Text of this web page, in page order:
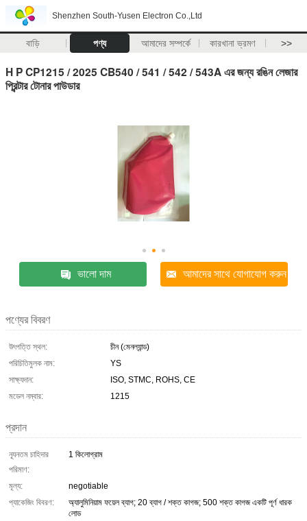
Shenzhen South-Yusen Electron Co.,Ltd
বাড়ি পণ্য আমাদের সম্পর্কে কারখানা ভ্রমণ >>
H P CP1215 / 2025 CB540 / 541 / 542 / 543A এর জন্য রঙিন লেজার
প্রিন্টার টোনার পাউডার
ভালো দাম আমাদের সাথে যোগাযোগ করুন
পণ্যের বিবরণ
উৎপত্তি স্থল:
চীন (মেনল্যান্ড)
পরিচিতিমুলক নাম:
YS
সাক্ষ্যদান:
ISO, STMC, ROHS, CE
মডেল নম্বার:
1215
প্রদান
ন্যূনতম চাহিদার
পরিমাণ:
1 কিলোগ্রাম
মূল্য:
negotiable
প্যাকেজিং বিবরণ:
অ্যালুমিনিয়াম ফয়েল ব্যাগ; 20 ব্যাগ / শক্ত কাগজ; 500 শক্ত কাগজ একটি পূর্ণ ধারক
লোড